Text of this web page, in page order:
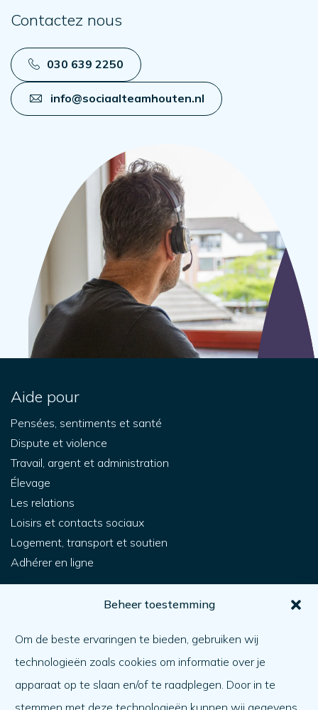
Beheer toestemming
Om de beste ervaringen te bieden, gebruiken wij
technologieën zoals cookies om informatie over je
apparaat op te slaan en/of te raadplegen. Door in te
stemmen met deze technologieën kunnen wij gegevens
Contactez nous
030 639 2250
info@sociaalteamhouten.nl
Aide pour
Pensées, sentiments et santé
Dispute et violence
Travail, argent et administration
Élevage
Les relations
Loisirs et contacts sociaux
Logement, transport et soutien
Adhérer en ligne
Quoi de neuf ?
Ordre du jour